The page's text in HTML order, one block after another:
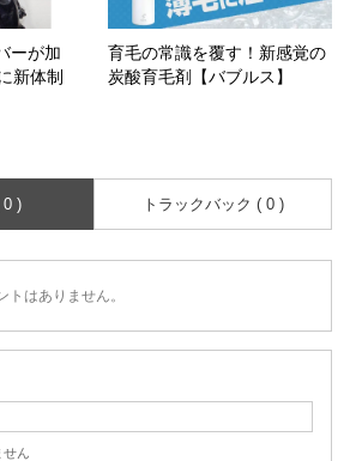
ーが加
新体制
育毛の常識を覆す！新感覚の
炭酸育毛剤【バブルス】
0 ) トラックバック ( 0 )
トはありません。
ん